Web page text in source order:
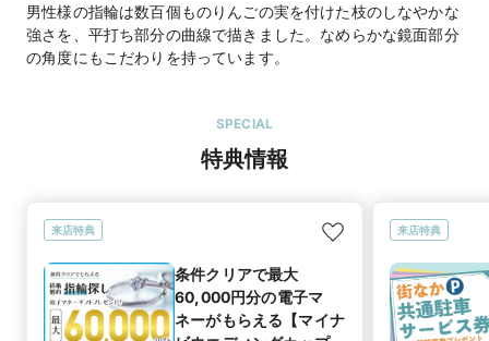
男性様の指輪は数百個ものりんごの実を付けた枝のしなやかな
強さを、平打ち部分の曲線で描きました。なめらかな鏡面部分
の角度にもこだわりを持っています。
SPECIAL
特典情報
来店特典
条件クリアで最大
60,000円分の電子マ
ネーがもらえる【マイナ
来店特典